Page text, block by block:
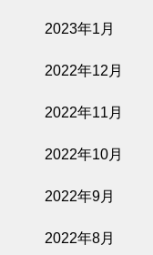
2023年1月
2022年12月
2022年11月
2022年10月
2022年9月
2022年8月